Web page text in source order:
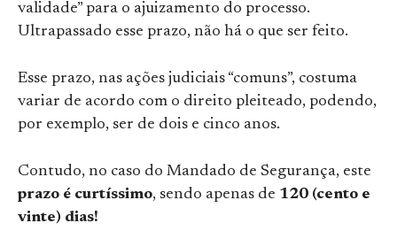
validade” para o ajuizamento do processo.
Ultrapassado esse prazo, não há o que ser feito.
Esse prazo, nas ações judiciais “comuns”, costuma
variar de acordo com o direito pleiteado, podendo,
por exemplo, ser de dois e cinco anos.
Contudo, no caso do Mandado de Segurança, este
prazo é curtíssimo, sendo apenas de 120 (cento e
vinte) dias!